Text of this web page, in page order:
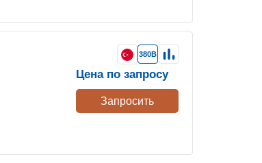
380В
Цена по запросу
Запросить